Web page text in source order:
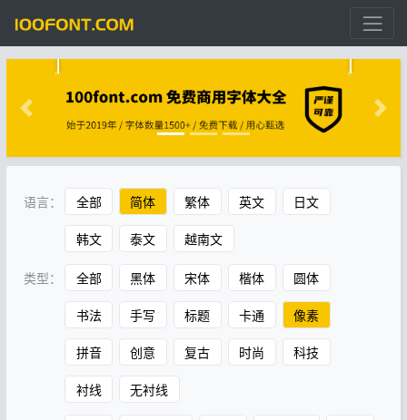
语言： 全部 简体 繁体 英文 日文
韩文 泰文 越南文
类型： 全部 黑体 宋体 楷体 圆体
书法 手写 标题 卡通 像素
拼音 创意 复古 时尚 科技
衬线 无衬线